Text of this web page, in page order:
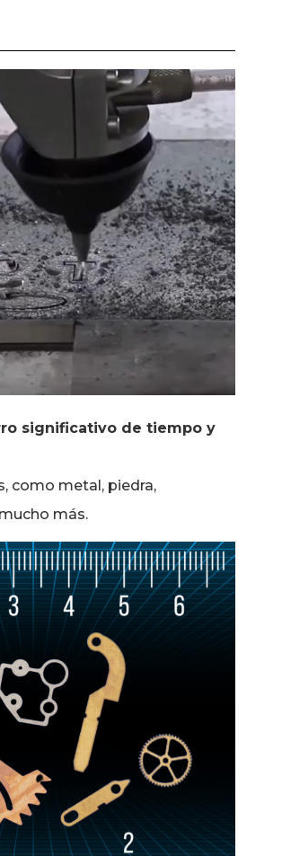
significativo de tiempo y
como metal, piedra,
más.